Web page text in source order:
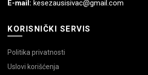
E-mail: kesezausisivac@gmail.com
KORISNIČKI SERVIS
Politika privatnosti
Uslovi korišćenja